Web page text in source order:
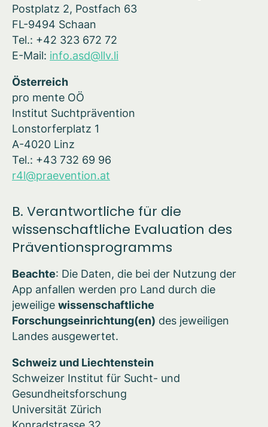
Postplatz 2, Postfach 63
FL-9494 Schaan
Tel.: +42 323 672 72
E-Mail: info.asd@llv.li
Österreich
pro mente OÖ
Institut Suchtprävention
Lonstorferplatz 1
A-4020 Linz
Tel.: +43 732 69 96
r4l@praevention.at
B. Verantwortliche für die
wissenschaftliche Evaluation des
Präventionsprogramms
Beachte: Die Daten, die bei der Nutzung der
App anfallen werden pro Land durch die
jeweilige wissenschaftliche
Forschungseinrichtung(en) des jeweiligen
Landes ausgewertet.
Schweiz und Liechtenstein
Schweizer Institut für Sucht- und
Gesundheitsforschung
Universität Zürich